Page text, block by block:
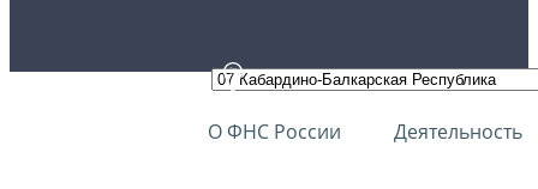
О ФНС России Деятельность